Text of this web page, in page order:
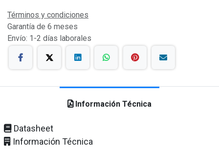
Términos y condiciones
Garantía de 6 meses
Envío: 1-2 días laborales
Información Técnica
Datasheet
Información Técnica